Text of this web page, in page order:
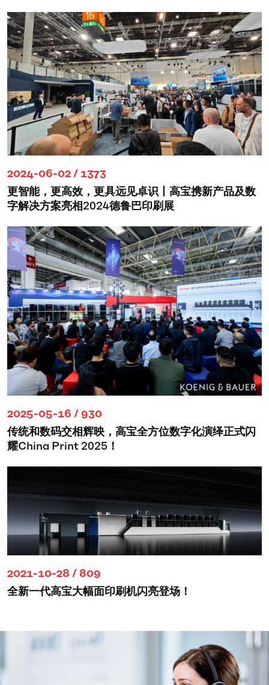
2024-06-02 / 1373
更智能，更高效，更具远见卓识丨高宝携新产品及数
字解决方案亮相2024德鲁巴印刷展
2025-05-16 / 930
传统和数码交相辉映，高宝全方位数字化演绎正式闪
耀China Print 2025！
2021-10-28 / 809
全新一代高宝大幅面印刷机闪亮登场！